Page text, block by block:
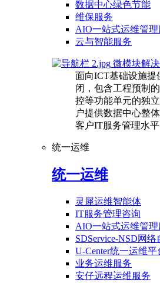
数据中心绿色节能
维保服务
AIO一站式运维管理
云与智能服务
微模块解
面向ICT基础设施提
闭，包含工程预制
控等功能单元的独
户提供数据中心整
客户IT服务管理水平
统一运维
统一运维
灵犀运维智能体
IT服务管理咨询
AIO一站式运维管理
SDService-NSD网
U-Center统一运维平
业务运维服务
安仔远程运维服务